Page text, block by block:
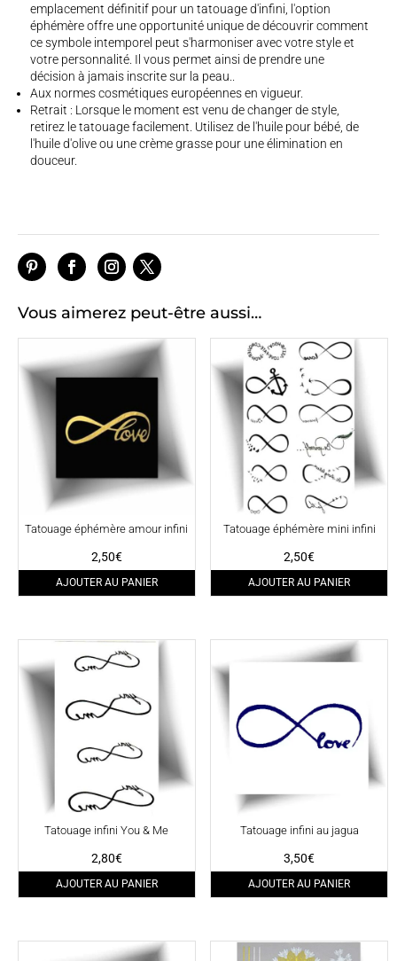
emplacement définitif pour un tatouage d'infini, l'option
éphémère offre une opportunité unique de découvrir comment
ce symbole intemporel peut s'harmoniser avec votre style et
votre personnalité. Il vous permet ainsi de prendre une
décision à jamais inscrite sur la peau..
Aux normes cosmétiques européennes en vigueur.
Retrait : Lorsque le moment est venu de changer de style,
retirez le tatouage facilement. Utilisez de l'huile pour bébé, de
l'huile d'olive ou une crème grasse pour une élimination en
douceur.
Vous aimerez peut-être aussi…
Tatouage éphémère amour infini
2,50€
AJOUTER AU PANIER
Tatouage éphémère mini infini
2,50€
AJOUTER AU PANIER
Tatouage infini You & Me
2,80€
AJOUTER AU PANIER
Tatouage infini au jagua
3,50€
AJOUTER AU PANIER